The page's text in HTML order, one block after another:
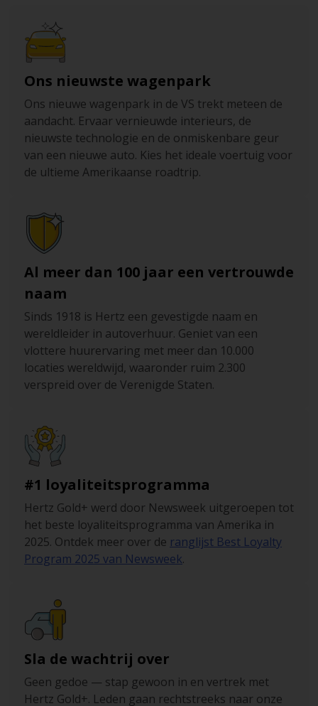
evenementen.
Ons nieuwste wagenpark
Ons nieuwe wagenpark in de VS trekt meteen de
aandacht. Ervaar vernieuwde interieurs, de
nieuwste technologie en de onmiskenbare geur
van een nieuwe auto. Kies het ideale voertuig voor
de ultieme Amerikaanse roadtrip.
Al meer dan 100 jaar een vertrouwde
naam
Sinds 1918 is Hertz een gevestigde naam en
wereldleider in autoverhuur. Geniet van een
vlottere huurervaring met meer dan 10.000
locaties wereldwijd, waaronder ruim 2.300
verspreid over de Verenigde Staten.
#1 loyaliteitsprogramma
Hertz Gold+ werd door Newsweek uitgeroepen tot
het beste loyaliteitsprogramma van Amerika in
2025. Ontdek meer over de ranglijst Best Loyalty
Program 2025 van Newsweek.
Sla de wachtrij over
Geen gedoe — stap gewoon in en vertrek met
Hertz Gold+. Leden gaan rechtstreeks naar onze